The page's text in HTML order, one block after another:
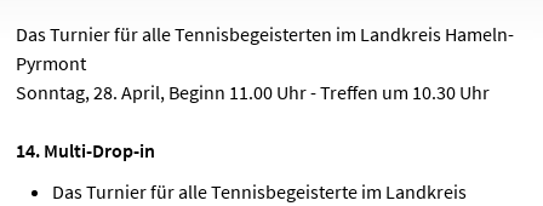
Das Turnier für alle Tennisbegeisterten im Landkreis Hameln-
Pyrmont
Sonntag, 28. April, Beginn 11.00 Uhr - Treffen um 10.30 Uhr
14. Multi-Drop-in
Das Turnier für alle Tennisbegeisterte im Landkreis